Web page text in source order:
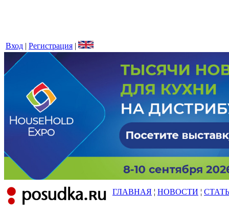
Вход | Регистрация |
ГЛАВНАЯ ¦ НОВОСТИ ¦